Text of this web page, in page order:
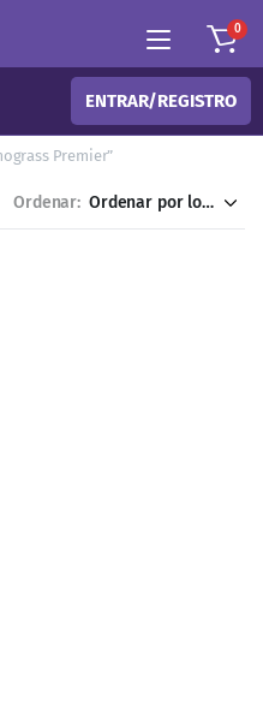
0
ENTRAR/REGISTRO
Premier”
Ordenar: